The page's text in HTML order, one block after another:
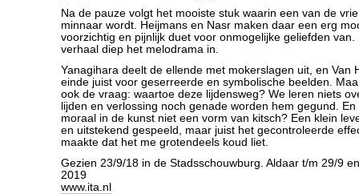
Na de pauze volgt het mooiste stuk waarin een van de
minnaar wordt. Heijmans en Nasr maken daar een erg
voorzichtig en pijnlijk duet voor onmogelijke geliefden
verhaal diep het melodrama in.
Yanagihara deelt de ellende met mokerslagen uit, en Van
einde juist voor geserreerde en symbolische beelden.
ook de vraag: waartoe deze lijdensweg? We leren niets
lijden en verlossing noch genade worden hem gegund.
moraal in de kunst niet een vorm van kitsch? Een klein
en uitstekend gespeeld, maar juist het gecontroleerde
maakte dat het me grotendeels koud liet.
Gezien 23/9/18 in de Stadsschouwburg. Aldaar t/m 29/9
2019
www.ita.nl